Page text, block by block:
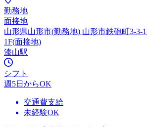
勤務地
面接地
山形県山形市(勤務地) 山形市鉄砲町3-3-
1F(面接地)
漆山駅
シフト
週5日からOK
交通費支給
未経験OK